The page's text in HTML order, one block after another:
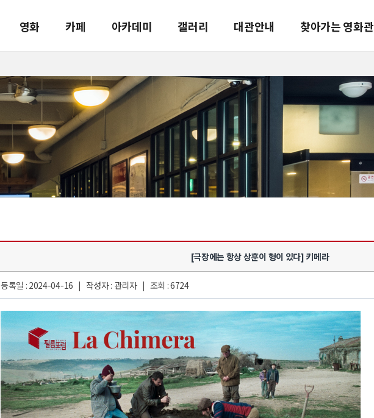
영화 카페 아카데미 갤러리 대관안내 찾아가는 영화관
[극장에는 항상 상훈이 형이 있다] 키메라
등록일 : 2024-04-16 | 작성자 : 관리자 | 조회 : 6724